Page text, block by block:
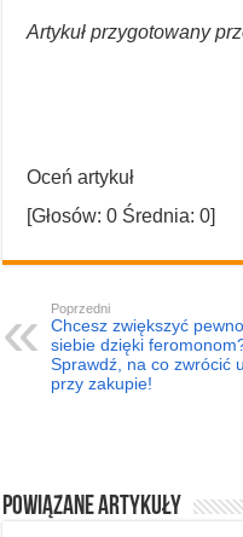
Artykuł przygotowany
Oceń artykuł
[Głosów:0 Średnia:0]
Poprzedni
Chcesz zwiększyć
siebie dzięki
Sprawdź, na co zwrócić
przy zakupie!
Powiązane artykuły